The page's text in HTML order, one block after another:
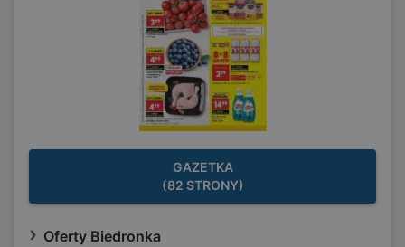
GAZETKA
(82 STRONY)
Oferty Biedronka